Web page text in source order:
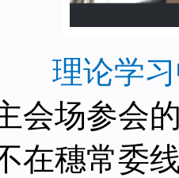
理论学
场参会的
在穗常委